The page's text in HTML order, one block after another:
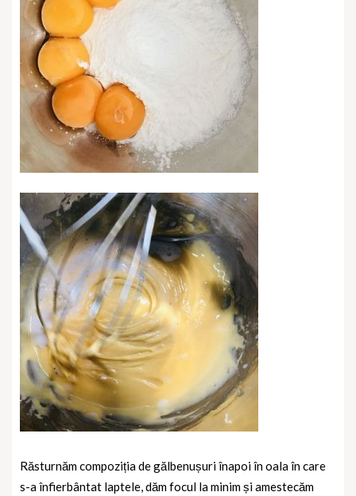
Răsturnăm compoziția de gălbenușuri înapoi în oala în care
s-a înfierbântat laptele, dăm focul la minim și amestecăm